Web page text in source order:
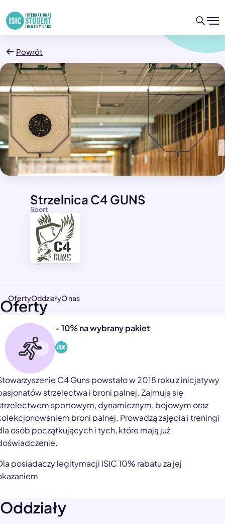
Powrót
Sport
Strzelnica C4 GUNS
OfertyOddziałyO nas
Oferty
- 10% na wybrany pakiet
C4 Guns powstało w 2018 roku z inicjatywy
strzelectwa i broni palnej. Zajmują się
sportowym, dynamicznym, bojowym oraz
broni palnej. Prowadzą zajęcia i treningi
osób początkujących i tych, które mają już
posiadaczy legitymacji ISIC 10% rabatu za jej
Oddziały